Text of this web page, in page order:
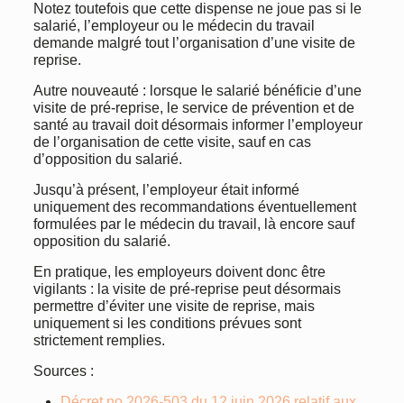
Notez toutefois que cette dispense ne joue pas si le
salarié, l’employeur ou le médecin du travail
demande malgré tout l’organisation d’une visite de
reprise.
Autre nouveauté : lorsque le salarié bénéficie d’une
visite de pré-reprise, le service de prévention et de
santé au travail doit désormais informer l’employeur
de l’organisation de cette visite, sauf en cas
d’opposition du salarié.
Jusqu’à présent, l’employeur était informé
uniquement des recommandations éventuellement
formulées par le médecin du travail, là encore sauf
opposition du salarié.
En pratique, les employeurs doivent donc être
vigilants : la visite de pré-reprise peut désormais
permettre d’éviter une visite de reprise, mais
uniquement si les conditions prévues sont
strictement remplies.
Sources :